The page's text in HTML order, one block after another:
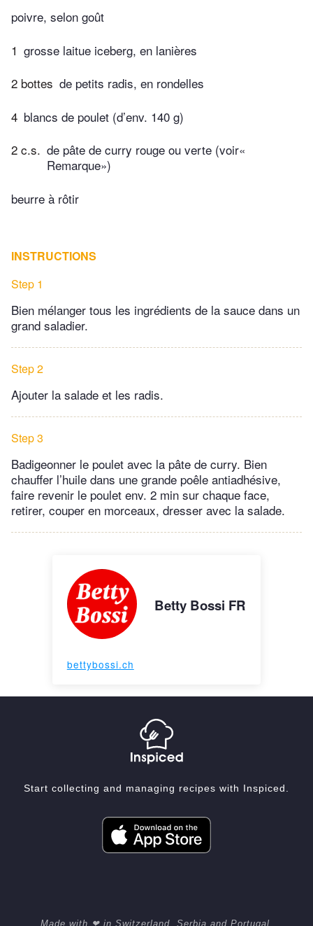
poivre, selon goût
1 grosse laitue iceberg, en lanières
2 bottes de petits radis, en rondelles
4 blancs de poulet (d’env. 140 g)
2 c.s. de pâte de curry rouge ou verte (voir«
Remarque»)
beurre à rôtir
INSTRUCTIONS
Step 1
Bien mélanger tous les ingrédients de la sauce dans un
grand saladier.
Step 2
Ajouter la salade et les radis.
Step 3
Badigeonner le poulet avec la pâte de curry. Bien
chauffer l’huile dans une grande poêle antiadhésive,
faire revenir le poulet env. 2 min sur chaque face,
retirer, couper en morceaux, dresser avec la salade.
Betty Bossi FR
bettybossi.ch
Start collecting and managing recipes with Inspiced.
Made with ❤ in Switzerland, Serbia and Portugal.